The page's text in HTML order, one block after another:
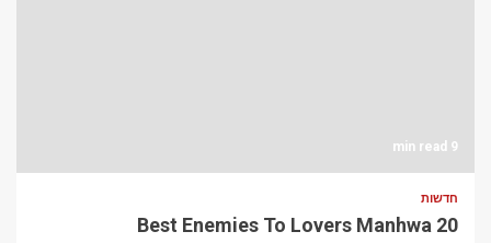
9 min read
חדשות
20 Best Enemies To Lovers Manhwa